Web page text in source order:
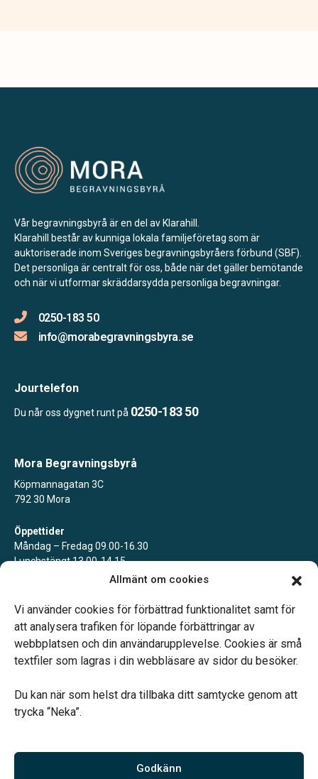
Allmänt om cookies
Vi använder cookies för förbättrad funktionalitet samt för
att analysera trafiken för löpande förbättringar av
webbplatsen och din användarupplevelse. Cookies är små
textfiler som lagras i din webbläsare av sidor du besöker.
Du kan när som helst dra tillbaka ditt samtycke genom att
trycka “Neka”.
Godkänn
Vår begravningsbyrå är en del av Klarahill.
Klarahill består av kunniga lokala familjeföretag som är
auktoriserade inom Sveriges begravningsbyråers förbund (SBF).
Det personliga är centralt för oss, både när det gäller bemötande
och när vi utformar skräddarsydda personliga begravningar.
0250-183 50
info@morabegravningsbyra.se
Jourtelefon
Du når oss dygnet runt på 0250-183 50
Mora Begravningsbyrå
Köpmannagatan 3C
792 30 Mora
Öppettider
Måndag – Fredag 09.00-16.30
Lunchstängt 13.00-14.15
Ibland kan vi behöva stänga en kortare stund, för att vara till stöd
telefon.
Vårt systerbolag Verahill hjälper dig med familjejuridiken –